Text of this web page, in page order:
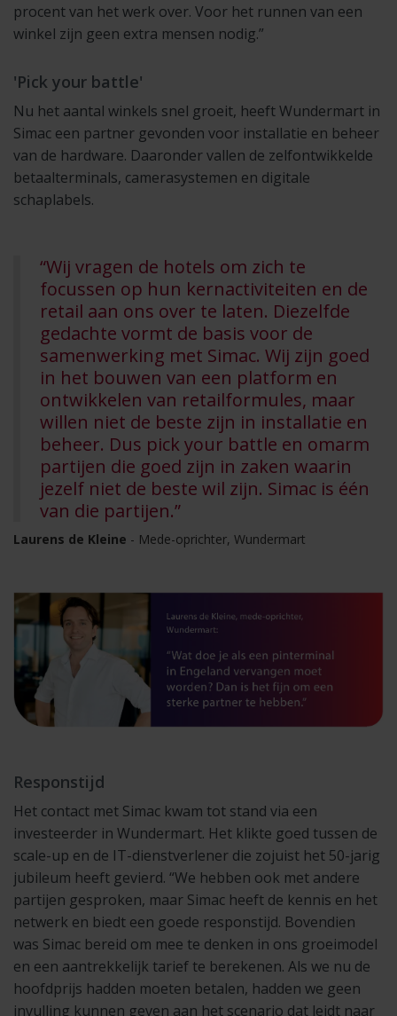
procent van het werk over. Voor het runnen van een
winkel zijn geen extra mensen nodig.”
'Pick your battle'
Nu het aantal winkels snel groeit, heeft Wundermart in
Simac een partner gevonden voor installatie en beheer
van de hardware. Daaronder vallen de zelfontwikkelde
betaalterminals, camerasystemen en digitale
schaplabels.
“Wij vragen de hotels om zich te
focussen op hun kernactiviteiten en de
retail aan ons over te laten. Diezelfde
gedachte vormt de basis voor de
samenwerking met Simac. Wij zijn goed
in het bouwen van een platform en
ontwikkelen van retailformules, maar
willen niet de beste zijn in installatie en
beheer. Dus pick your battle en omarm
partijen die goed zijn in zaken waarin
jezelf niet de beste wil zijn. Simac is één
van die partijen.”
Laurens de Kleine - Mede-oprichter, Wundermart
Responstijd
Het contact met Simac kwam tot stand via een
investeerder in Wundermart. Het klikte goed tussen de
scale-up en de IT-dienstverlener die zojuist het 50-jarig
jubileum heeft gevierd. “We hebben ook met andere
partijen gesproken, maar Simac heeft de kennis en het
netwerk en biedt een goede responstijd. Bovendien
was Simac bereid om mee te denken in ons groeimodel
en een aantrekkelijk tarief te berekenen. Als we nu de
hoofdprijs hadden moeten betalen, hadden we geen
invulling kunnen geven aan het scenario dat leidt naar